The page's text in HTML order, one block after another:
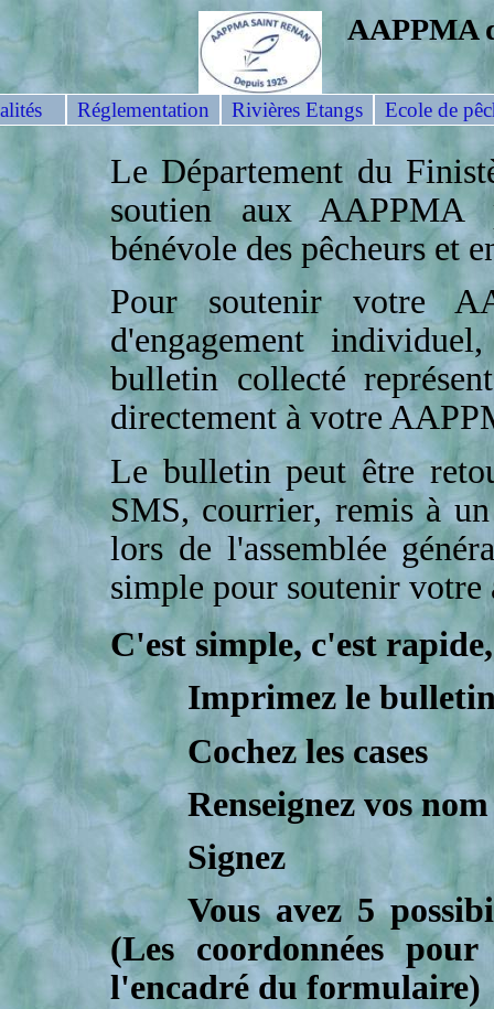
AAPPMA
Réglementation Rivières Etangs Ecole de
Le Département du
soutien aux AAPPMA
bénévole des pêcheurs et
Pour soutenir votre
d'engagement
bulletin collecté
directement à votre
Le bulletin peut être
SMS, courrier, remis à
lors de l'assemblée
simple pour soutenir votre
C'est simple, c'est
Imprimez le
Cochez les cases
Renseignez vos
Signez
Vous avez 5
(Les coordonnées
l'encadré du formulaire)